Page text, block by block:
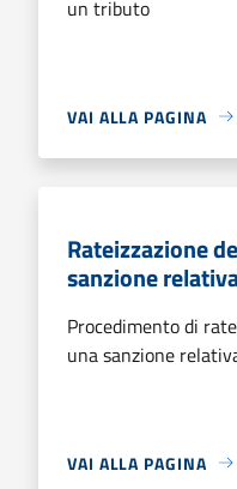
un tributo
VAI ALLA PAGINA
Rateizzazione
sanzione
Procedimento di
una sanzione
VAI ALLA PAGINA